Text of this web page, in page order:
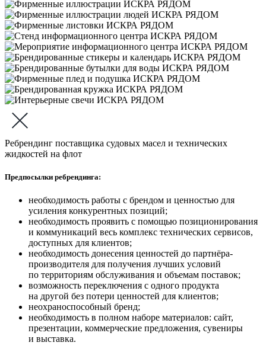
Ребрендинг поставщика судовых масел и технических
жидкостей на флот
Предпосылки ребрендинга:
необходимость работы с брендом и ценностью для
усиления конкурентных позиций;
необходимость проявить с помощью позиционирования
и коммуникаций весь комплекс технических сервисов,
доступных для клиентов;
необходимость донесения ценностей до партнёра-
производителя для получения лучших условий
по территориям обслуживания и объемам поставок;
возможность переключения с одного продукта
на другой без потери ценностей для клиентов;
неохраноспособный бренд;
необходимость в полном наборе материалов: сайт,
презентации, коммерческие предложения, сувениры
и выставка.